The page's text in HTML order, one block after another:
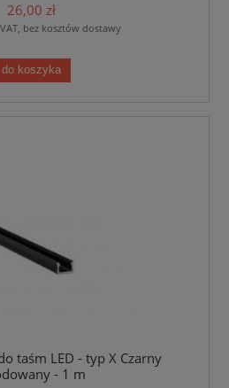
26,00 zł
bez kosztów dostawy
do koszyka
taśm LED - typ X Czarny
- 1 m